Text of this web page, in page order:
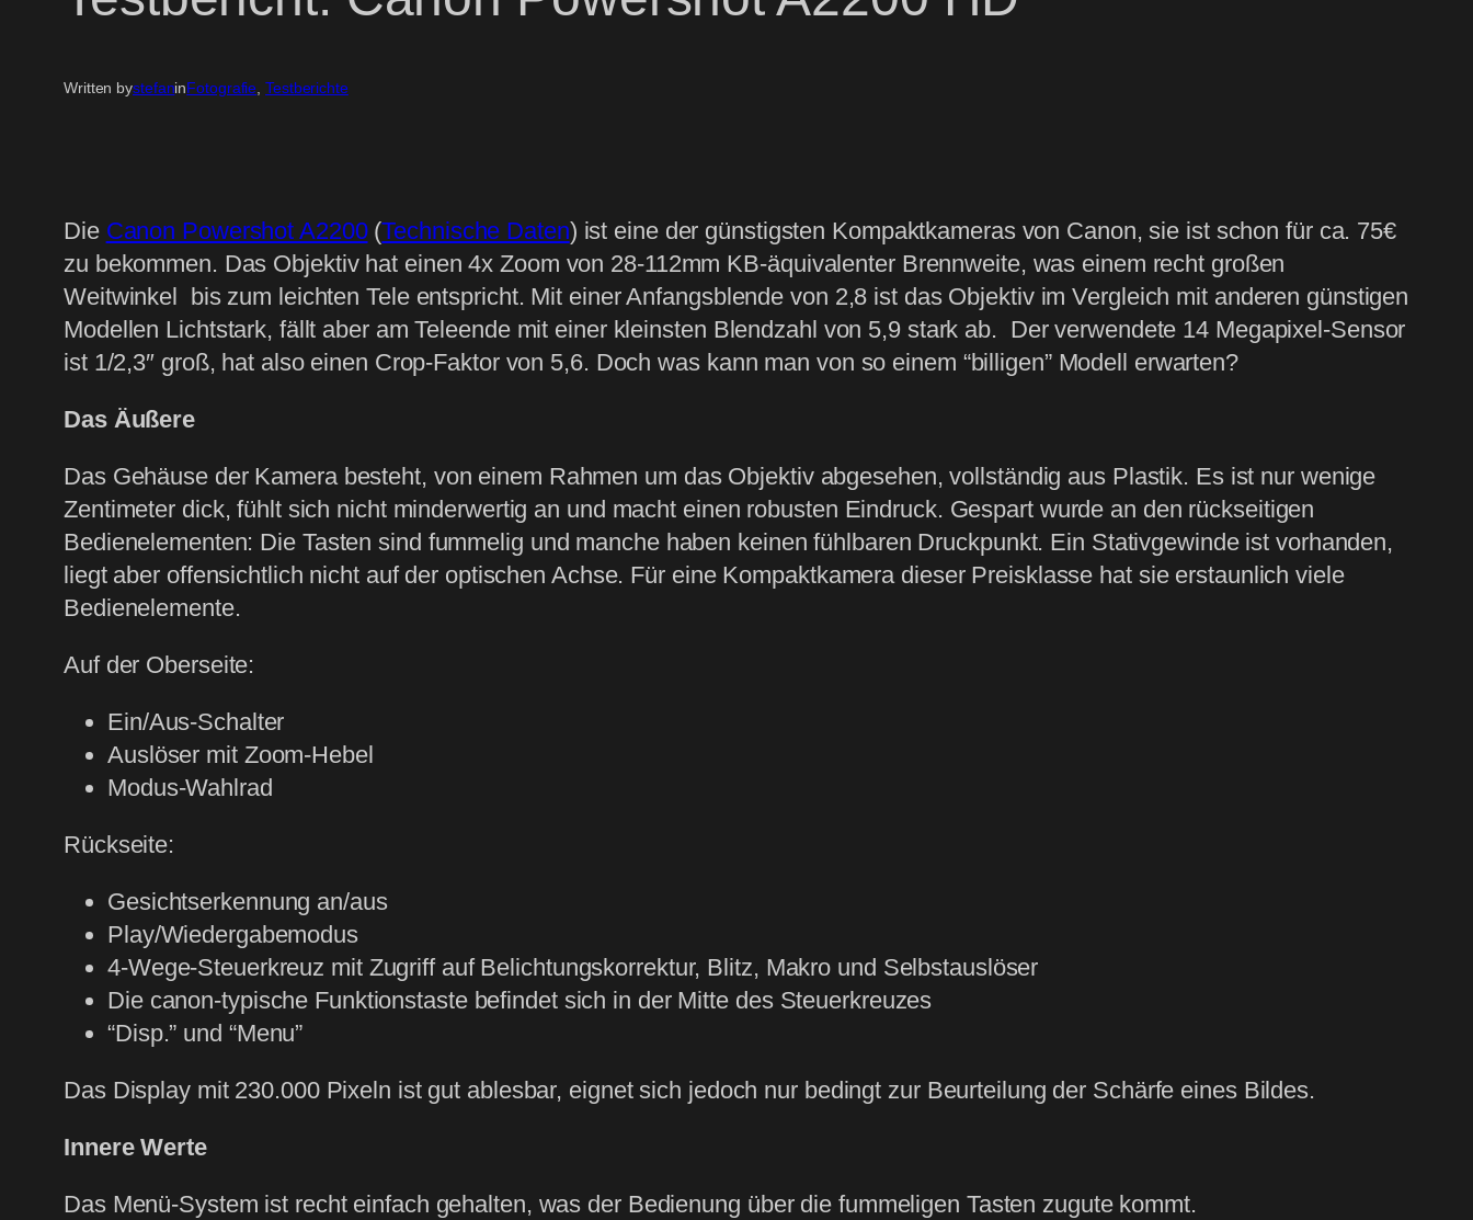
Written bystefaninFotografie, Testberichte
Die Canon Powershot A2200(Technische Daten) ist eine der günstigsten Kompaktkameras von Canon, sie ist schon für ca. 75€
zu bekommen. Das Objektiv hat einen 4x Zoom von 28-112mm KB-äquivalenter Brennweite, was einem recht großen
Weitwinkel bis zum leichten Tele entspricht. Mit einer Anfangsblende von 2,8 ist das Objektiv im Vergleich mit anderen günstigen
Modellen Lichtstark, fällt aber am Teleende mit einer kleinsten Blendzahl von 5,9 stark ab. Der verwendete 14 Megapixel-Sensor
ist 1/2,3″ groß, hat also einen Crop-Faktor von 5,6. Doch was kann man von so einem “billigen” Modell erwarten?
Das Äußere
Das Gehäuse der Kamera besteht, von einem Rahmen um das Objektiv abgesehen, vollständig aus Plastik. Es ist nur wenige
Zentimeter dick, fühlt sich nicht minderwertig an und macht einen robusten Eindruck. Gespart wurde an den rückseitigen
Bedienelementen: Die Tasten sind fummelig und manche haben keinen fühlbaren Druckpunkt. Ein Stativgewinde ist vorhanden,
liegt aber offensichtlich nicht auf der optischen Achse. Für eine Kompaktkamera dieser Preisklasse hat sie erstaunlich viele
Bedienelemente.
Auf der Oberseite:
Ein/Aus-Schalter
Auslöser mit Zoom-Hebel
Modus-Wahlrad
Rückseite:
Gesichtserkennung an/aus
Play/Wiedergabemodus
4-Wege-Steuerkreuz mit Zugriff auf Belichtungskorrektur, Blitz, Makro und Selbstauslöser
Die canon-typische Funktionstaste befindet sich in der Mitte des Steuerkreuzes
“Disp.” und “Menu”
Das Display mit 230.000 Pixeln ist gut ablesbar, eignet sich jedoch nur bedingt zur Beurteilung der Schärfe eines Bildes.
Innere Werte
Das Menü-System ist recht einfach gehalten, was der Bedienung über die fummeligen Tasten zugute kommt.